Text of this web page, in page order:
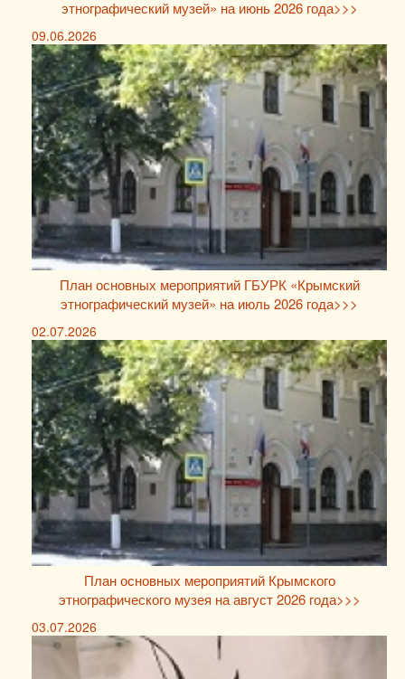
этнографический музей» на июнь 2026 года>>>
09.06.2026
План основных мероприятий ГБУРК «Крымский
этнографический музей» на июль 2026 года>>>
02.07.2026
План основных мероприятий Крымского
этнографического музея на август 2026 года>>>
03.07.2026